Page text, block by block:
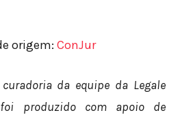
origem: ConJur
da equipe da Legale
produzido com apoio de